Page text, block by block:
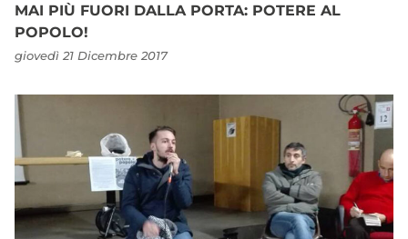
MAI PIÙ FUORI DALLA PORTA: POTERE AL
POPOLO!
giovedì 21 Dicembre 2017